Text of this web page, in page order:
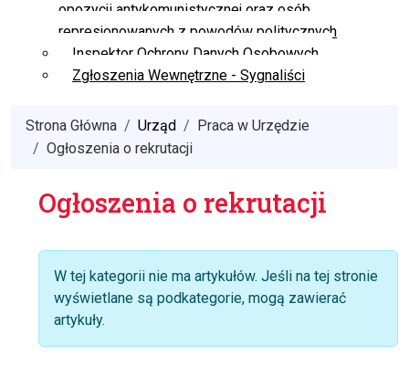
opozycji antykomunistycznej oraz osób
represjonowanych z powodów politycznych
Inspektor Ochrony Danych Osobowych
Zgłoszenia Wewnętrzne - Sygnaliści
Strona Główna Urząd
Praca w Urzędzie
Ogłoszenia o rekrutacji
Ogłoszenia o rekrutacji
Informacja
W tej kategorii nie ma artykułów. Jeśli na tej stronie
wyświetlane są podkategorie, mogą zawierać
artykuły.